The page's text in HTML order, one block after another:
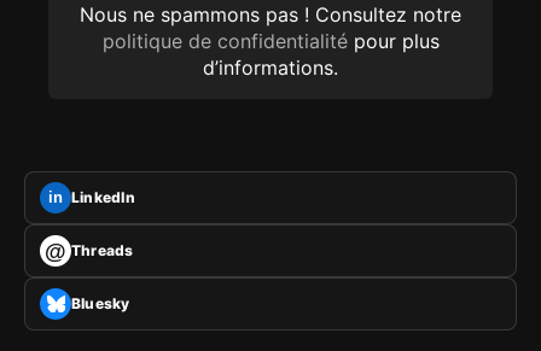
Nous ne spammons pas ! Consultez notre
politique de confidentialitépour plus
d’informations.
in LinkedIn
@ Threads
Bluesky